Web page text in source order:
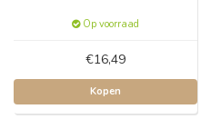
Op voorraad
€16,49
Kopen